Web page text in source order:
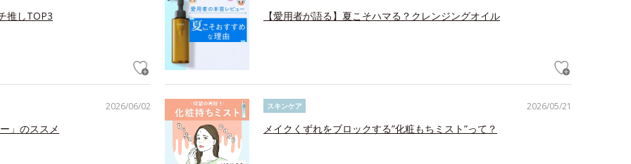
推しTOP3 【愛用者が語る】夏こそハマる？クレンジングオイル
2026/06/02
」のススメ
2026/05/21
スキンケア
メイクくずれをブロックする”化粧もちミスト”って？